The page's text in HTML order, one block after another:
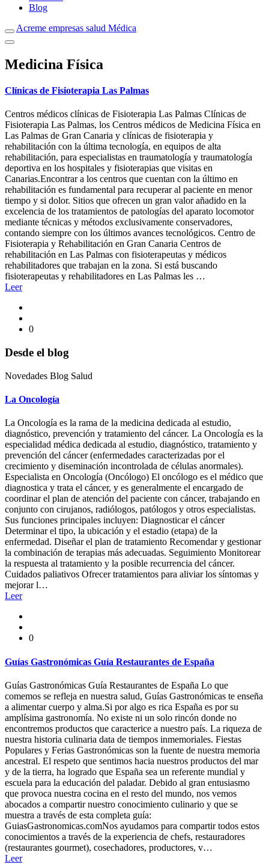
Blog
Acreme empresas salud Médica
Medicina Física
Clínicas de Fisioterapia Las Palmas
Centros médicos clínicas de Fisioterapia Las Palmas Clínicas de
Fisioterapia Las Palmas, los Centros médicos de Medicina Física en
Las Palmas de Gran Canaria y clínicas de fisioterapia y
rehabilitación con la última tecnología, en equipos de alta
rehabilitación, para especialistas en traumatología y traumatología
deportiva en los hospitales y fisioterapias que visitas en
Canarias.Encontrar a los centros que cuentan con la último en
rehabilitación es fundamental para recuperar al paciente en menor
tiempo y si dolor. Sitios que ofrecen un gran valor añadido en la
excelencia de los tratamientos de patologías del aparato locomotor
mediante técnicas y métodos exclusivamente conservadores,
contando siempre con los últimos avances tecnológicos. Centro de
Fisioterapia y Rehabilitación en Gran Canaria Centros de
rehabilitación en Las Palmas con fisioterapeutas y médicos
rehabilitadores que trabajan en la zona. Si está buscando
fisioterapeutas y rehabilitadores en Las Palmas les …
Leer
0
Desde el blog
Novedades Blog Salud
La Oncología
La Oncología es la rama de la medicina dedicada al estudio,
diagnóstico, prevención y tratamiento del cáncer. La Oncología es la
especialidad médica dedicada al estudio, diagnóstico, tratamiento y
prevención del cáncer (enfermedades caracterizadas por el
crecimiento y diseminación incontrolada de células anormales).
Especialista en Oncología (Oncólogo) El oncólogo es el médico que
diagnostica y trata el cáncer, y es generalmente el encargado de
coordinar el plan de atención del paciente con cáncer, trabajando en
conjunto con cirujanos, radiólogos, patólogos y otros especialistas.
Sus funciones principales incluyen: Diagnosticar el cáncer
Determinar el tipo, la ubicación y el estadio (etapa) de la
enfermedad. Diseñar el plan de tratamiento Recomendar y gestionar
la combinación de terapias más adecuadas. Seguimiento Monitorear
la respuesta al tratamiento y la posible recurrencia del cáncer.
Cuidados paliativos Ofrecer tratamientos para aliviar los síntomas y
mejorar l…
Leer
0
Guías Gastronómicas Guía Restaurantes de España
Guías Gastronómicas Guía Restaurantes de España Lo que
comemos se refleja en nuestra salud, Guías Gastronómicas te enseña
a alimentar cuerpo y alma.Si por algo es rica España es por su
amplísima gastronomía. No existe ni un solo rincón donde no
encontremos productos que caracterice a nuestro país. La riqueza de
nuestra historia culinaria data de tiempos inmemoriales. Fiestas
Populares y Ferias Gastronómicas son la fuente de nuestra memoria
ancestral. El respeto que sentimos hacia nuestros productos del mar
y de la tierra, ha logrado que España sea un referente mundial y
escuela para la educación del paladar. Debido al gran entusiasmo
que provoca nuestra cocina en el resto del mundo, nos vemos
abocados a compartir nuestro conocimiento culinario y que se
muestra a través de esta completa guía:
GuiasGastronomicas.comNos ayudamos para compartir todos estos
conocimientos a través de la experiencia de chefs, restauradores
(restaurantes gourmet), cosechadores, productores, v…
Leer